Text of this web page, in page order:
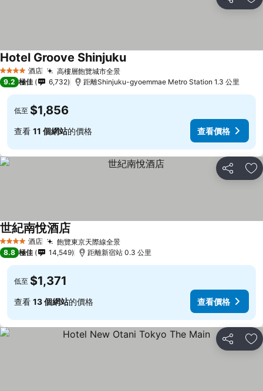
分享 放
4 星級 酒店 高樓層飽覽城市全景
Hotel Groove Shinjuku
9.2 極佳 6,732 距離Shinjuku-gyoemmae Metro Station 1.3 公里
低至 $1,856
查看 11 個網站的價格 查看價格
分享 放
4 星級 酒店 飽覽東京天際線全景
世紀南悅酒店
8.8 極佳 14,549 距離新宿站 0.3 公里
低至 $1,371
查看 13 個網站的價格 查看價格
分享 放